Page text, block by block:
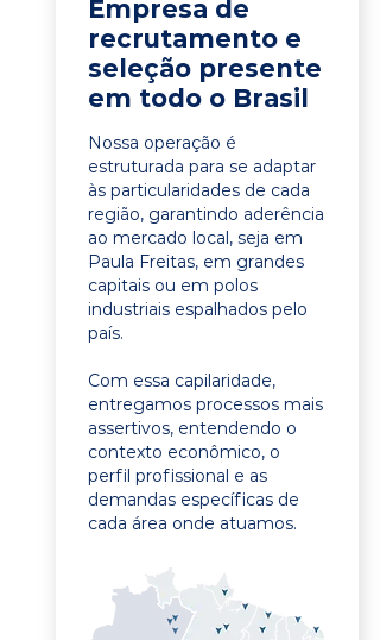
Empresa de
recrutamento e
seleção presente
em todo o Brasil
Nossa operação é
estruturada para se adaptar
às particularidades de cada
região, garantindo aderência
ao mercado local, seja em
Paula Freitas, em grandes
capitais ou em polos
industriais espalhados pelo
país.
Com essa capilaridade,
entregamos processos mais
assertivos, entendendo o
contexto econômico, o
perfil profissional e as
demandas específicas de
cada área onde atuamos.